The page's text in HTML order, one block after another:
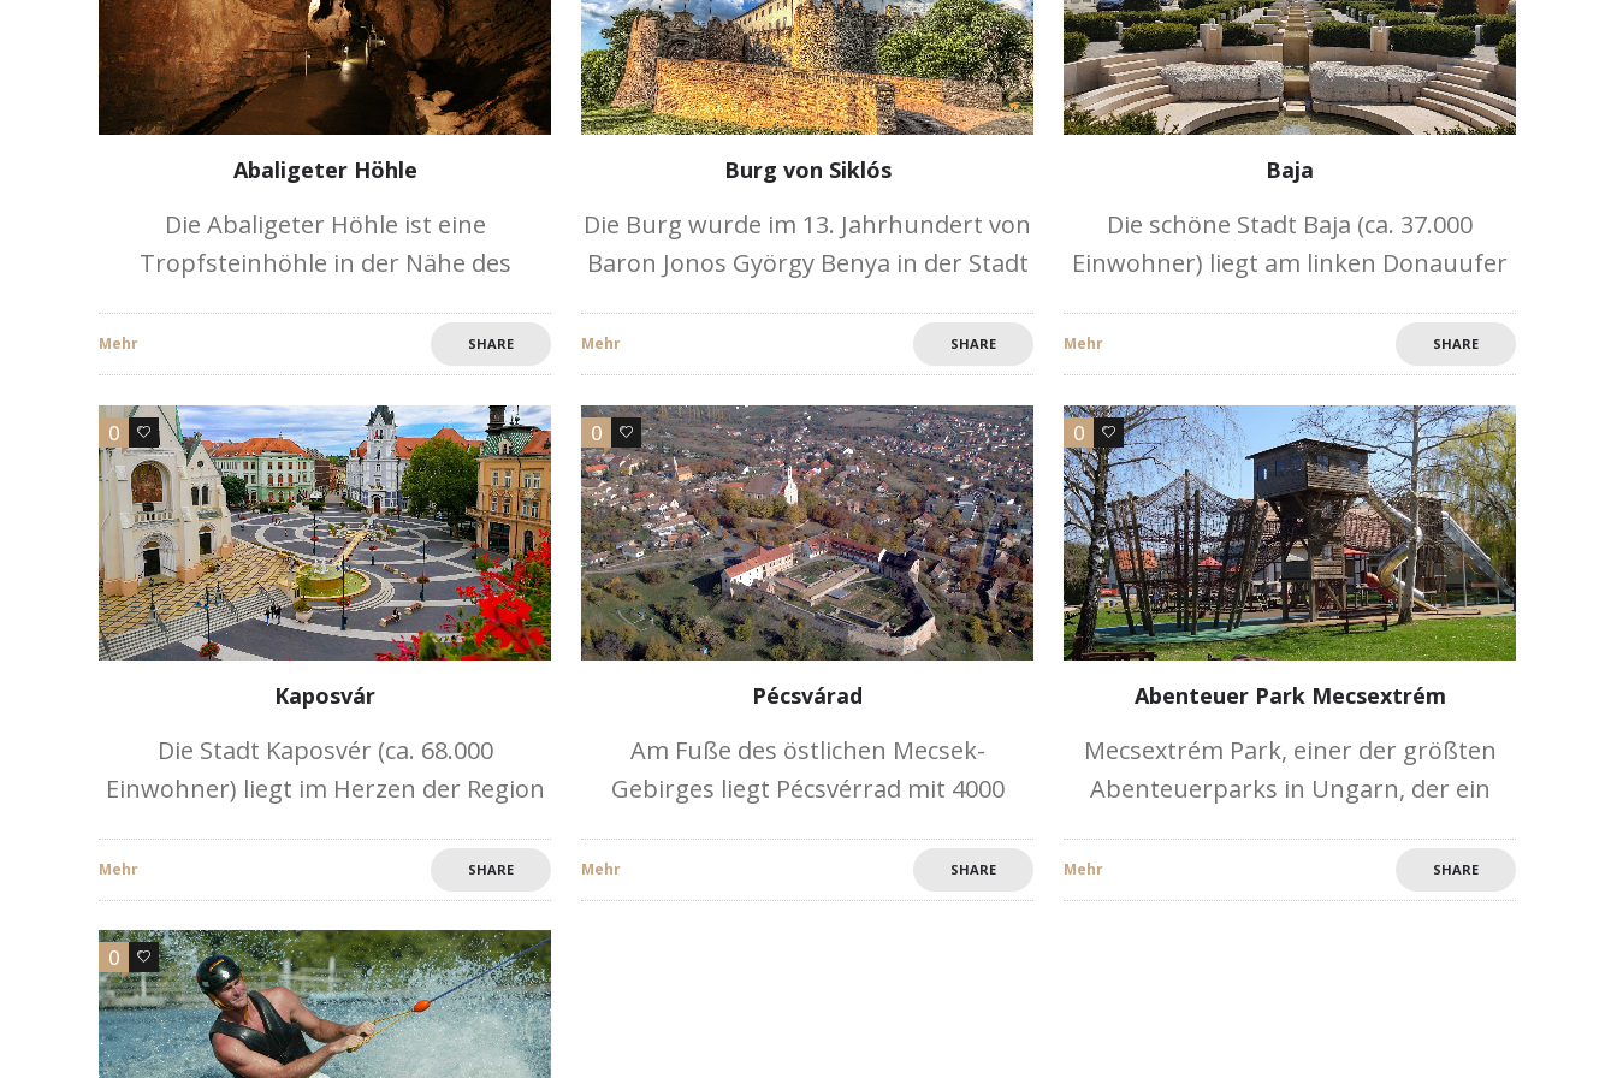
Abaligeter Höhle
Die Abaligeter Höhle ist eine
Tropfsteinhöhle in der Nähe des
Naturschutzgebiet ist. Sie besteht aus
einer fünf bis sechs Meter
Mehr SHARE
Burg von Siklós
Die Burg wurde im 13. Jahrhundert von
Baron Jonos György Benya in der Stadt
Nähe von Pécs erbaut. Es wurde
erstmals in einer
Mehr SHARE
Baja
Die schöne Stadt Baja (ca. 37.000
Einwohner) liegt am linken Donauufer
etwa 45 km südlich von Kalocsa. Dank
seines ausgewogenen Kulturangebots
(in Form von Architektur
Mehr SHARE
0 0
Kaposvár
Die Stadt Kaposvér (ca. 68.000
Einwohner) liegt im Herzen der Region
Plattensee und dem Mecsek-Gebirge.
Das gepflegte Stadtzentrum erfreut
sich seiner pastellfarbenen Häuser,
den blumengeschmückten Plätzen, den
Mehr SHARE
0 0
Pécsvárad
Am Fuße des östlichen Mecsek-
Gebirges liegt Pécsvérrad mit 4000
Benediktinerkloster, das von König
Stefan I. gegründet wurde und zu
Mehr SHARE
0 0
Abenteuer Park Mecsextrém
Mecsextrém Park, einer der größten
Abenteuerparks in Ungarn, der ein
bietet. Der Park befindet sich im
atemberaubenden Mecsek-Wald, nur
Mehr SHARE
0 0